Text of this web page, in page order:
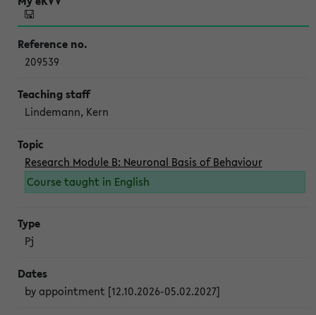
209539
Lindemann, Kern
Research Module B: Neuronal Basis of Behaviour
Course taught in English
Pj
by appointment [12.10.2026-05.02.2027]